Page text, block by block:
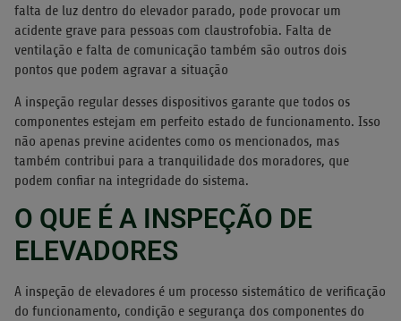
falta de luz dentro do elevador parado, pode provocar um
acidente grave para pessoas com claustrofobia. Falta de
ventilação e falta de comunicação também são outros dois
pontos que podem agravar a situação
A inspeção regular desses dispositivos garante que todos os
componentes estejam em perfeito estado de funcionamento. Isso
não apenas previne acidentes como os mencionados, mas
também contribui para a tranquilidade dos moradores, que
podem confiar na integridade do sistema.
O QUE É A INSPEÇÃO DE
ELEVADORES
A inspeção de elevadores é um processo sistemático de verificação
do funcionamento, condição e segurança dos componentes do